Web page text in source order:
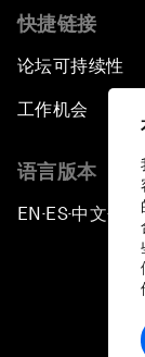
快捷链接
论坛可持续性
工作机会
语言版本
EN ▪ES▪中文▪ 日